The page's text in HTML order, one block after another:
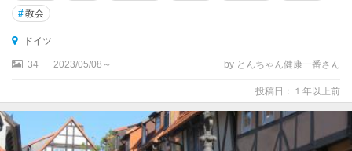
ー
ュ
タ
ェ
ン
#教会
ドイツ
34 2023/05/08～ by とんちゃん健康一番さん
投稿日：１年以上前